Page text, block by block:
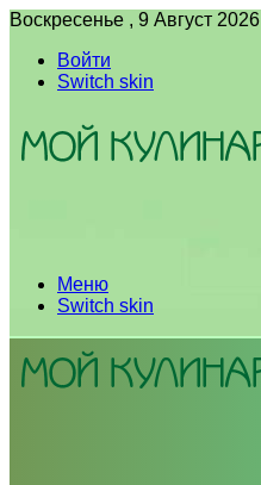
Воскресенье , 9 Август 2026
Войти
Switch skin
Меню
Switch skin